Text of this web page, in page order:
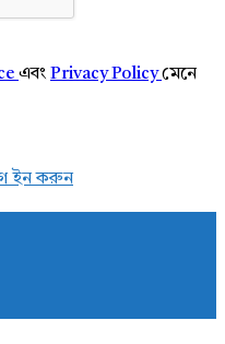
এবং Privacy Policyমেনে
ইন করুন